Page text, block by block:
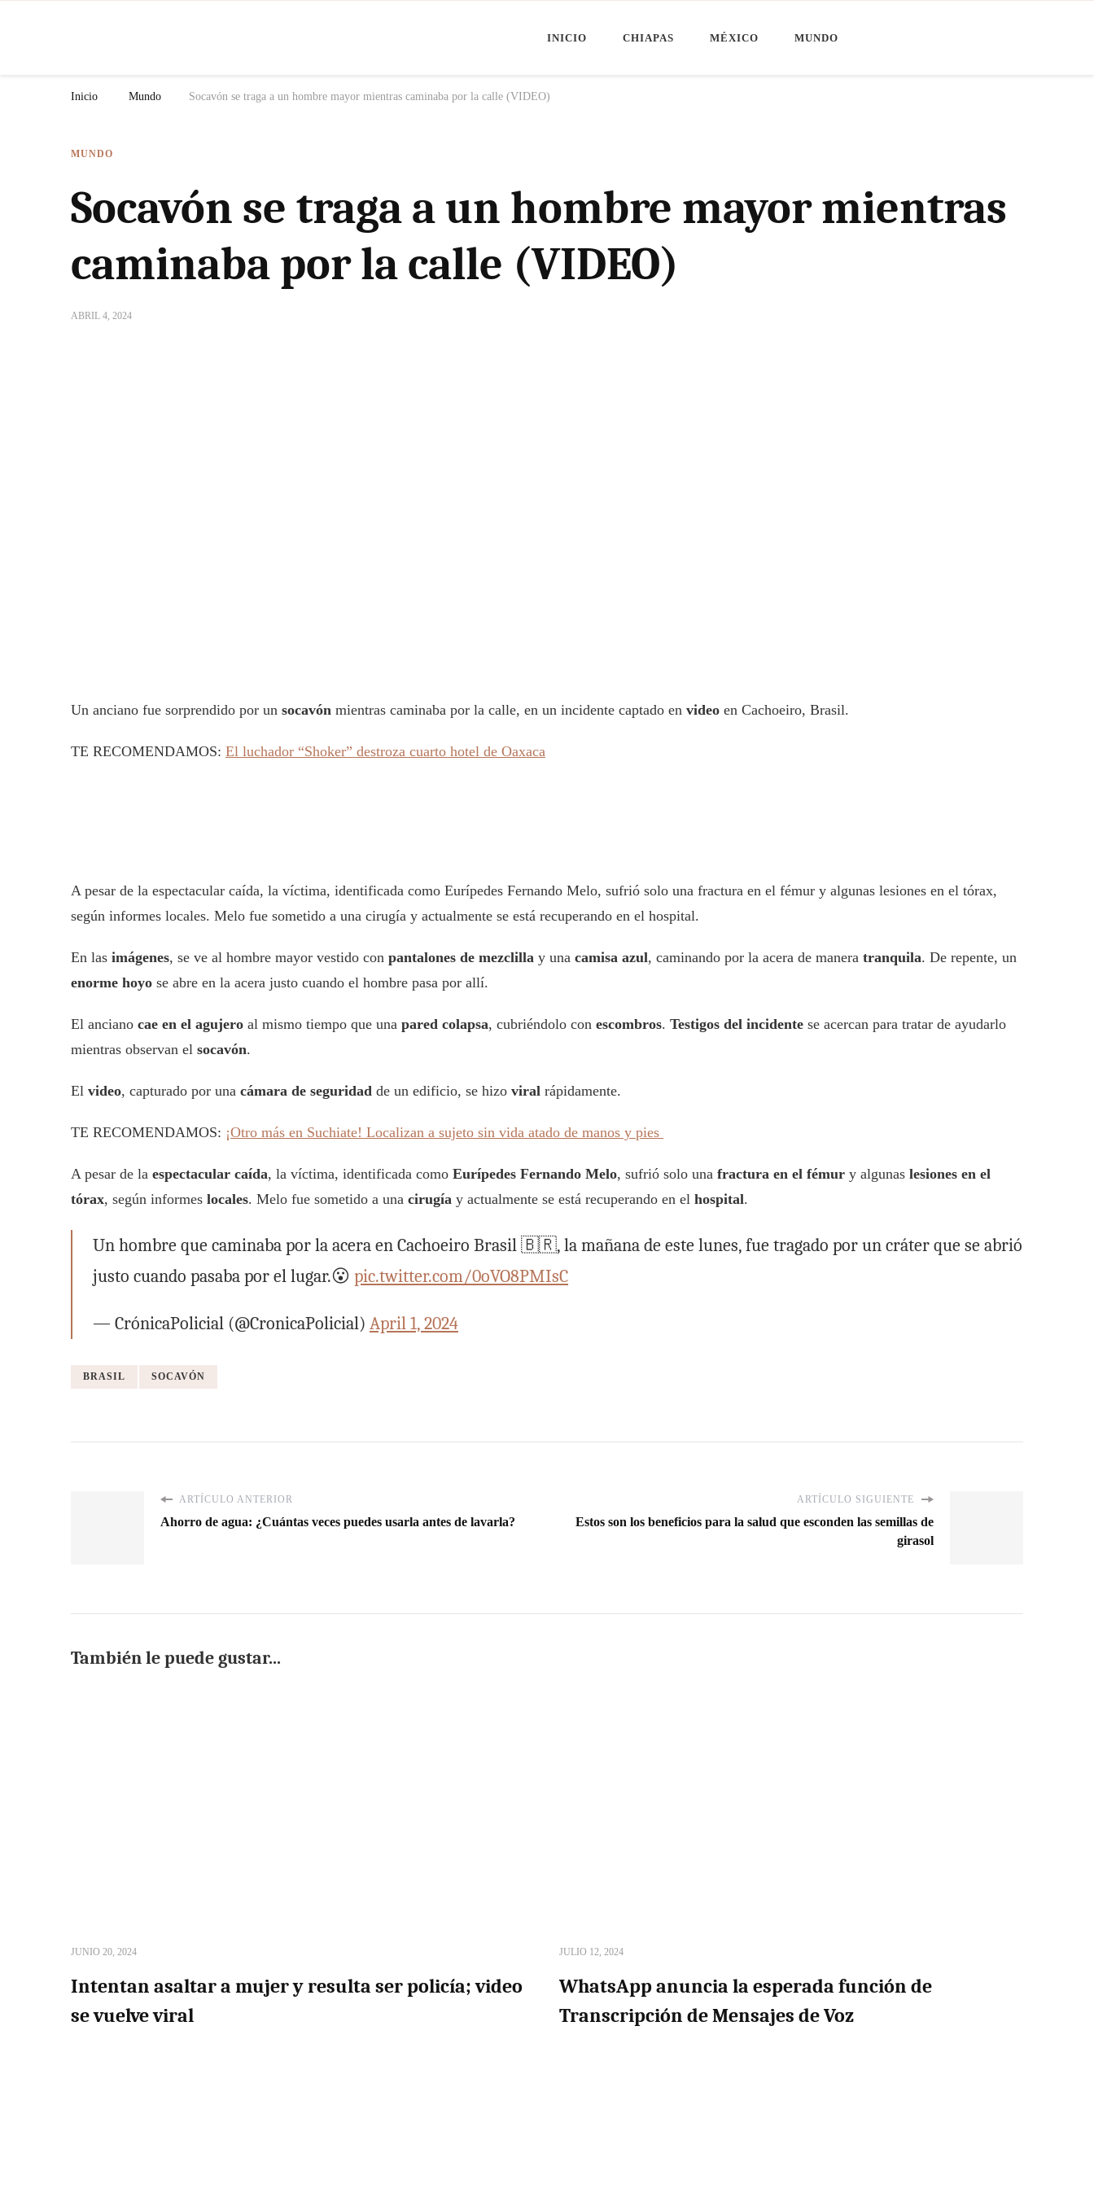
INICIO CHIAPAS MÉXICO MUNDO
Inicio Mundo Socavón se traga a un hombre mayor mientras caminaba por la calle (VIDEO)
MUNDO
Socavón se traga a un hombre mayor mientras
caminaba por la calle (VIDEO)
ABRIL 4, 2024
Un anciano fue sorprendido por un socavón mientras caminaba por la calle, en un incidente captado en video en Cachoeiro, Brasil.
TE RECOMENDAMOS: El luchador “Shoker” destroza cuarto hotel de Oaxaca
A pesar de la espectacular caída, la víctima, identificada como Eurípedes Fernando Melo, sufrió solo una fractura en el fémur y algunas lesiones en el tórax,
según informes locales. Melo fue sometido a una cirugía y actualmente se está recuperando en el hospital.
En las imágenes, se ve al hombre mayor vestido con pantalones de mezclilla y una camisa azul, caminando por la acera de manera tranquila. De repente, un
enorme hoyo se abre en la acera justo cuando el hombre pasa por allí.
El anciano cae en el agujero al mismo tiempo que una pared colapsa, cubriéndolo con escombros. Testigos del incidente se acercan para tratar de ayudarlo
mientras observan el socavón.
El video, capturado por una cámara de seguridad de un edificio, se hizo viral rápidamente.
TE RECOMENDAMOS: ¡Otro más en Suchiate! Localizan a sujeto sin vida atado de manos y pies
A pesar de la espectacular caída, la víctima, identificada como Eurípedes Fernando Melo, sufrió solo una fractura en el fémur y algunas lesiones en el
tórax, según informes locales. Melo fue sometido a una cirugía y actualmente se está recuperando en el hospital.
Un hombre que caminaba por la acera en Cachoeiro Brasil 🇧🇷, la mañana de este lunes, fue tragado por un cráter que se abrió
justo cuando pasaba por el lugar.😮 pic.twitter.com/0oVO8PMIsC
— CrónicaPolicial (@CronicaPolicial) April 1, 2024
BRASIL SOCAVÓN
ARTÍCULO ANTERIOR
Ahorro de agua: ¿Cuántas veces puedes usarla antes de lavarla?
ARTÍCULO SIGUIENTE
Estos son los beneficios para la salud que esconden las semillas de
girasol
También le puede gustar...
JUNIO 20, 2024
Intentan asaltar a mujer y resulta ser policía; video
se vuelve viral
JULIO 12, 2024
WhatsApp anuncia la esperada función de
Transcripción de Mensajes de Voz